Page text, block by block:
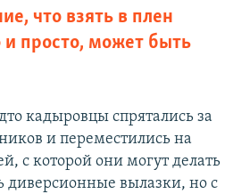
что взять в плен
и просто, может быть
кадыровцы спрятались за
и переместились на
с которой они могут делать
диверсионные вылазки, но с